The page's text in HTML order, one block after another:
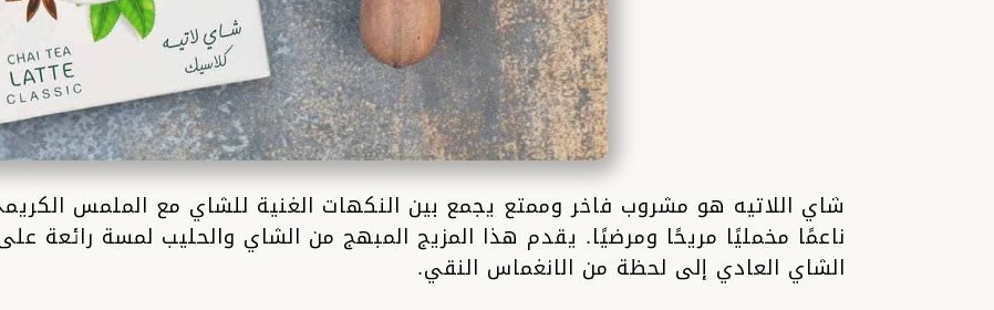
شاي اللاتيه هو مشروب فاخر وممتع يجمع بين النكهات الغنية للشاي مع الملمس
ناعمًا مخمليًا مريحًا ومرضيًا. يقدم هذا المزيج المبهج من الشاي والحليب لمسة رائعة
الشاي العادي إلى لحظة من الانغماس النقي.